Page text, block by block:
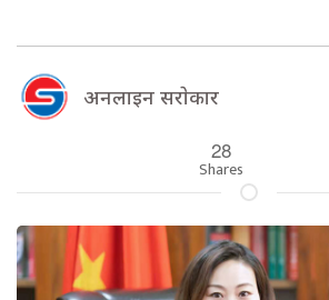
अनलाइन सराेकार
28
Shares